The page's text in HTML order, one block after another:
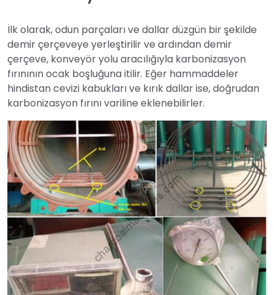
İlk olarak, odun parçaları ve dallar düzgün bir şekilde
demir çerçeveye yerleştirilir ve ardından demir
çerçeve, konveyör yolu aracılığıyla karbonizasyon
fırınının ocak boşluğuna itilir. Eğer hammaddeler
hindistan cevizi kabukları ve kırık dallar ise, doğrudan
karbonizasyon fırını variline eklenebilirler.